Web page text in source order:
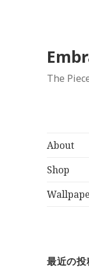
The
About
Shop
最近の投